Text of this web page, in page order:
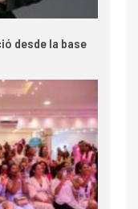
desde la base